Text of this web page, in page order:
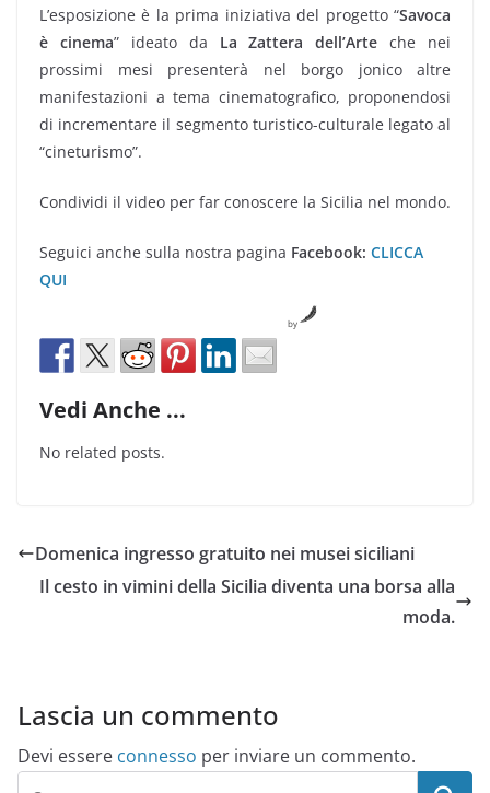
L’esposizione è la prima iniziativa del progetto “Savoca
è cinema” ideato da La Zattera dell’Arteche nei
prossimi mesi presenterà nel borgo jonico altre
manifestazioni a tema cinematografico, proponendosi
di incrementare il segmento turistico-culturale legato al
“cineturismo”.
Condividi il video per far conoscere la Sicilia nel mondo.
Seguici anche sulla nostra pagina Facebook: CLICCA
QUI
by
Vedi Anche ...
No related posts.
Domenica ingresso gratuito nei musei siciliani
Il cesto in vimini della Sicilia diventa una borsa alla
moda.
Lascia un commento
Devi essere connesso per inviare un commento.